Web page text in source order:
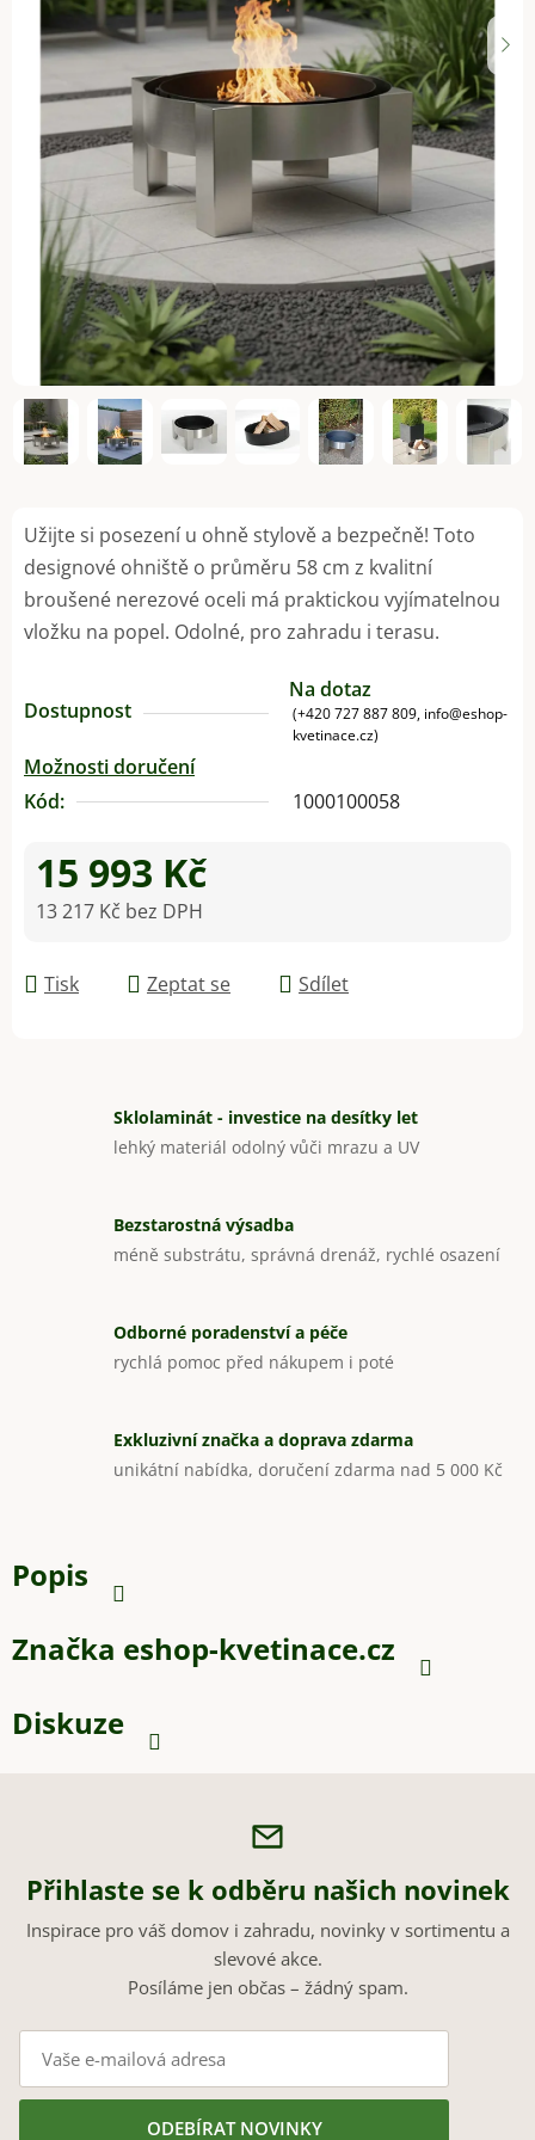
Užijte si posezení u ohně stylově a bezpečně! Toto
designové ohniště o průměru 58 cm z kvalitní
broušené nerezové oceli má praktickou vyjímatelnou
vložku na popel. Odolné, pro zahradu i terasu.
Dostupnost
Na dotaz
(+420 727 887 809, info@eshop-
kvetinace.cz)
Možnosti doručení
Kód:
1000100058
15 993 Kč
13 217 Kč bez DPH
Tisk
Zeptat se Sdílet
Sklolaminát - investice na desítky let
lehký materiál odolný vůči mrazu a UV
Bezstarostná výsadba
méně substrátu, správná drenáž, rychlé osazení
Odborné poradenství a péče
rychlá pomoc před nákupem i poté
Exkluzivní značka a doprava zdarma
unikátní nabídka, doručení zdarma nad 5 000 Kč
Popis
Značka eshop-kvetinace.cz
Diskuze
Přihlaste se k odběru našich novinek
Inspirace pro váš domov i zahradu, novinky v sortimentu a
slevové akce.
Posíláme jen občas – žádný spam.
ODEBÍRAT NOVINKY